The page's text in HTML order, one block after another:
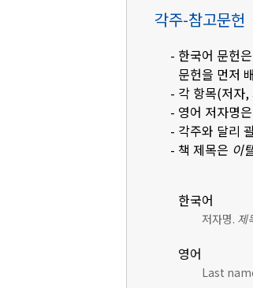
각주-참고문헌
- 한국어 문헌
문헌을 먼저
- 각 항목(저자
- 영어 저자명
- 각주와 달리
- 책 제목은 이
한국어
저자명. 제
영어
Last